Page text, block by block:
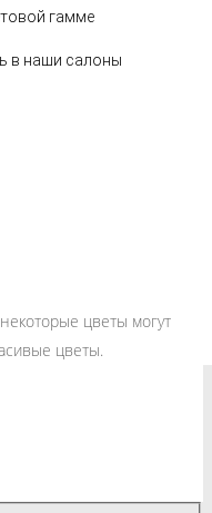
гамме
в наши салоны
цветы могут
цветы.